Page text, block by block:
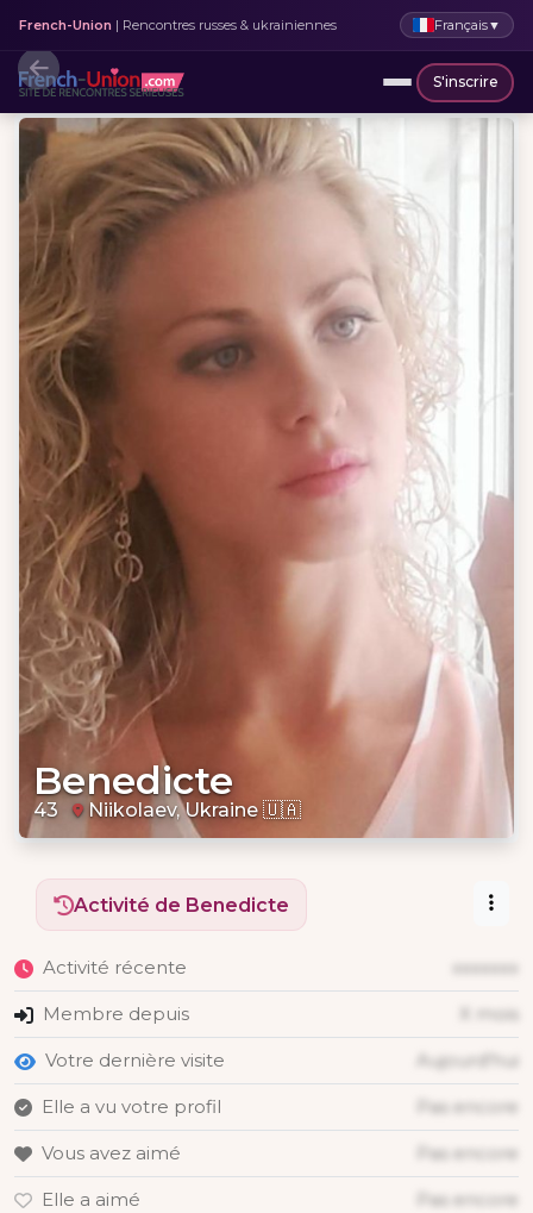
French-Union | Rencontres russes & ukrainiennes Français▼
S'inscrire
Benedicte
43 Niikolaev, Ukraine 🇺🇦
Activité de Benedicte
Activité récente xxxxxxx
Membre depuis X mois
Votre dernière visite Aujourd'hui
Elle a vu votre profil Pas encore
Vous avez aimé Pas encore
Elle a aimé Pas encore